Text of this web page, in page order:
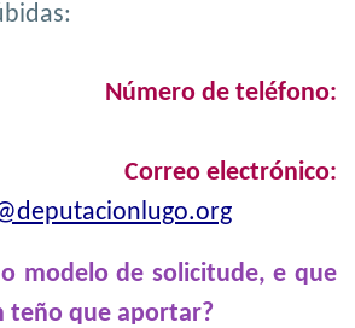
de teléfono:
electrónico:
modelo de solicitude, e que
teño que aportar?